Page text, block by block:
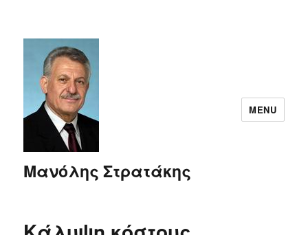
Μανόλης Στρατάκης
MENU